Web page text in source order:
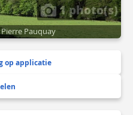
1 photo(s)
Pierre Pauquay
op applicatie